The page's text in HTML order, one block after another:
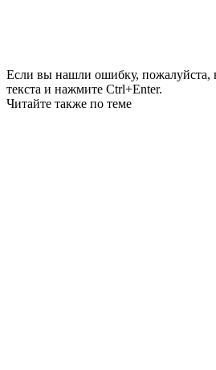
Если вы нашли ошибку, пожалуйста,
текста и нажмите Ctrl+Enter.
Читайте также по теме